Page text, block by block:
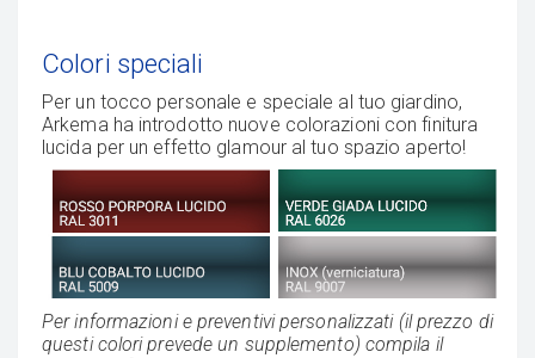
Colori speciali
Per un tocco personale e speciale al tuo giardino,
Arkema ha introdotto nuove colorazioni con finitura
lucida per un effetto glamour al tuo spazio aperto!
Per informazioni e preventivi personalizzati (il prezzo di
questi colori prevede un supplemento) compila il